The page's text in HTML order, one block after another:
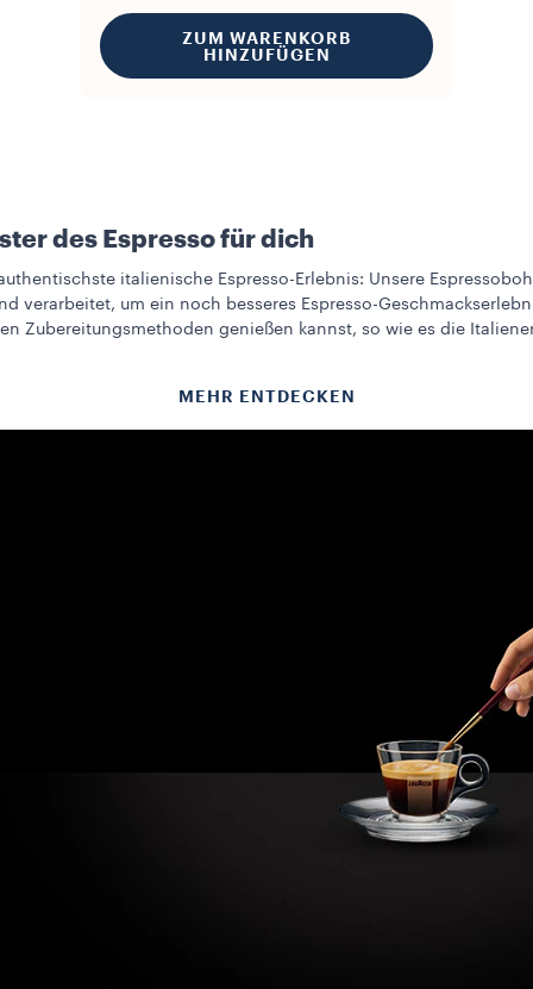
ZUM WARENKORB
HINZUFÜGEN
des Espresso für dich
italienische Espresso-Erlebnis: Unsere
verarbeitet, um ein noch besseres Espresso-
Zubereitungsmethoden genießen kannst, so wie es die
MEHR ENTDECKEN